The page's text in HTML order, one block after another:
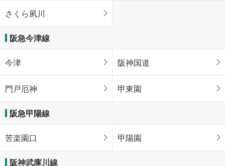
さくら夙川
阪急今津線
今津 阪神国道
門戸厄神 甲東園
阪急甲陽線
苦楽園口 甲陽園
阪神武庫川線